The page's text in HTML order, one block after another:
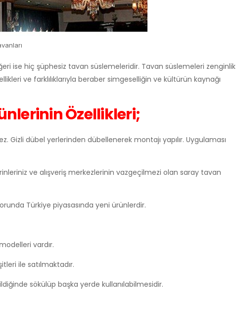
ise hiç şüphesiz tavan süslemeleridir. Tavan süslemeleri zenginlik
ve farklılıklarıyla beraber simgeselliğin ve kültürün kaynağı
Özellikleri;
Gizli dübel yerlerinden dübellenerek montajı yapılır. Uygulaması
ve alışveriş merkezlerinin vazgeçilmezi olan saray tavan
Türkiye piyasasında yeni ürünlerdir.
vardır.
ile satılmaktadır.
sökülüp başka yerde kullanılabilmesidir.